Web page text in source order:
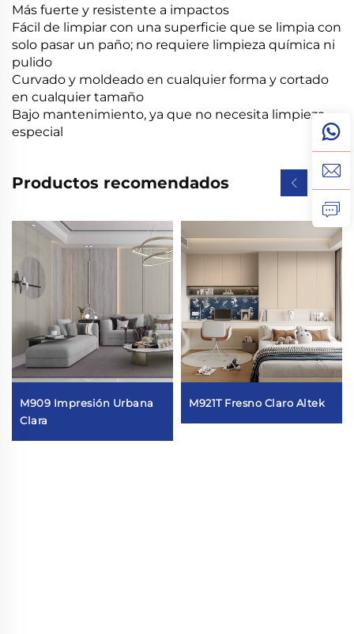
Más fuerte y resistente a impactos
Fácil de limpiar con una superficie que se limpia con
solo pasar un paño; no requiere limpieza química ni
pulido
Curvado y moldeado en cualquier forma y cortado
en cualquier tamaño
Bajo mantenimiento, ya que no necesita limpieza
especial
Productos recomendados
M909 Impresión Urbana
Clara
M921T Fresno Claro Altek